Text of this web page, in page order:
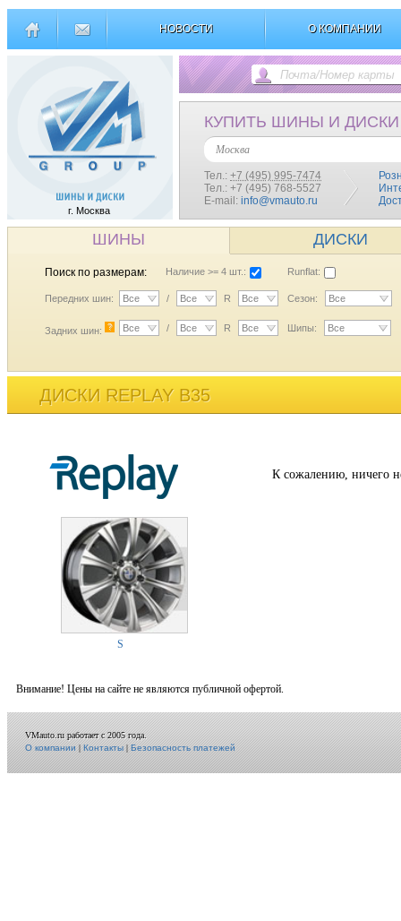
НОВОСТИ О КОМПАНИИ
г. Москва
КУПИТЬ ШИНЫ И ДИСКИ
Москва
Тел.: +7 (495) 995-7474
Тел.: +7 (495) 768-5527
E-mail: info@vmauto.ru
ШИНЫ ДИСКИ
Поиск по размерам: Наличие >= 4 шт.: Runflat:
Передних шин: Все / Все R Все Сезон: Все
Задних шин: ? Все / Все R Все Шипы: Все
ДИСКИ REPLAY B35
S
К сожалению, ничего
Внимание! Цены на сайте не являются публичной офертой.
VMauto.ru работает с 2005 года.
О компании|Контакты|Безопасность платежей